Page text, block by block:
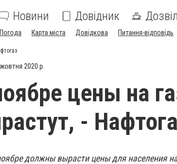
Новини Довідник
Погода Карта міста Довідкова Питання-відповідь
2020 р.
цены на
-
должны вырасти цены для населения